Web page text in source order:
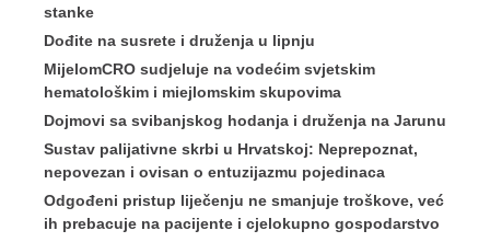
stanke
Dođite na susrete i druženja u lipnju
MijelomCRO sudjeluje na vodećim svjetskim
hematološkim i miejlomskim skupovima
Dojmovi sa svibanjskog hodanja i druženja na Jarunu
Sustav palijativne skrbi u Hrvatskoj: Neprepoznat,
nepovezan i ovisan o entuzijazmu pojedinaca
Odgođeni pristup liječenju ne smanjuje troškove, već
ih prebacuje na pacijente i cjelokupno gospodarstvo